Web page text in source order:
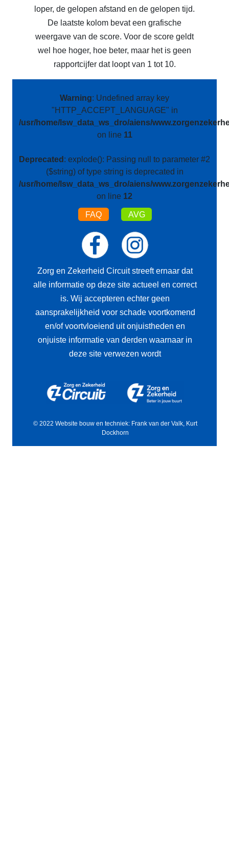
loper, de gelopen afstand en de gelopen tijd.
De laatste kolom bevat een grafische
weergave van de score. Voor de score geldt
wel hoe hoger, hoe beter, maar het is geen
rapportcijfer dat loopt van 1 tot 10.
Warning: Undefined array key
"HTTP_ACCEPT_LANGUAGE" in
/usr/home/lsw_data_ws_dro/aiens/
on line 11
Deprecated : explode(): Passing null to parameter #2
($string) of type string is deprecated in
/usr/home/lsw_data_ws_dro/aiens/
on line 12
FAQ AVG
Zorg en Zekerheid Circuit streeft ernaar dat
alle informatie op deze site actueel en correct
is. Wij accepteren echter geen
aansprakelijkheid voor schade voortkomend
en/of voortvloeiend uit onjuistheden en
onjuiste informatie van derden waarnaar in
deze site verwezen wordt
© 2022 Website bouw en techniek: Frank van der Valk, Kurt
Dockhorn